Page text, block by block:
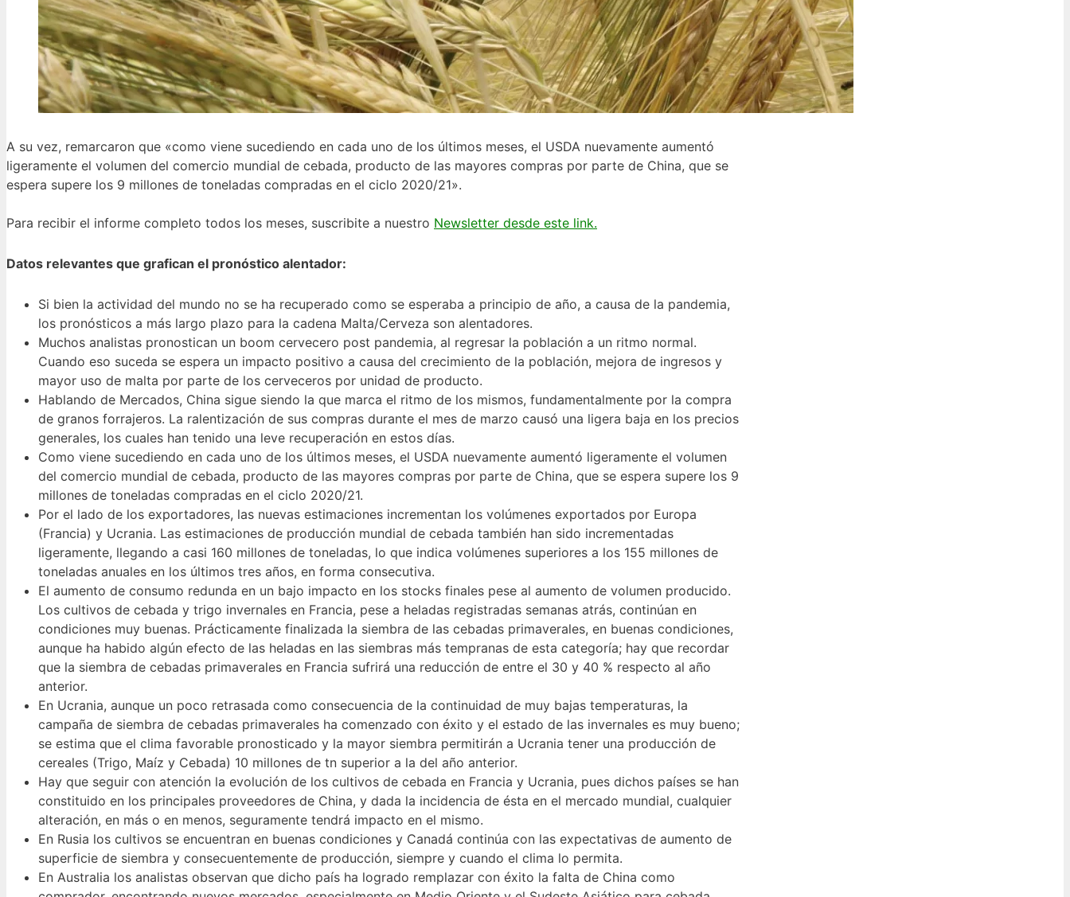
A su vez, remarcaron que «como viene sucediendo en cada uno de los últimos meses, el USDA nuevamente aumentó
ligeramente el volumen del comercio mundial de cebada, producto de las mayores compras por parte de China, que se
espera supere los 9 millones de toneladas compradas en el ciclo 2020/21».
Para recibir el informe completo todos los meses, suscribite a nuestro Newsletter desde este link.
Datos relevantes que grafican el pronóstico alentador:
Si bien la actividad del mundo no se ha recuperado como se esperaba a principio de año, a causa de la pandemia,
los pronósticos a más largo plazo para la cadena Malta/Cerveza son alentadores.
Muchos analistas pronostican un boom cervecero post pandemia, al regresar la población a un ritmo normal.
Cuando eso suceda se espera un impacto positivo a causa del crecimiento de la población, mejora de ingresos y
mayor uso de malta por parte de los cerveceros por unidad de producto.
Hablando de Mercados, China sigue siendo la que marca el ritmo de los mismos, fundamentalmente por la compra
de granos forrajeros. La ralentización de sus compras durante el mes de marzo causó una ligera baja en los precios
generales, los cuales han tenido una leve recuperación en estos días.
Como viene sucediendo en cada uno de los últimos meses, el USDA nuevamente aumentó ligeramente el volumen
del comercio mundial de cebada, producto de las mayores compras por parte de China, que se espera supere los 9
millones de toneladas compradas en el ciclo 2020/21.
Por el lado de los exportadores, las nuevas estimaciones incrementan los volúmenes exportados por Europa
(Francia) y Ucrania. Las estimaciones de producción mundial de cebada también han sido incrementadas
ligeramente, llegando a casi 160 millones de toneladas, lo que indica volúmenes superiores a los 155 millones de
toneladas anuales en los últimos tres años, en forma consecutiva.
El aumento de consumo redunda en un bajo impacto en los stocks finales pese al aumento de volumen producido.
Los cultivos de cebada y trigo invernales en Francia, pese a heladas registradas semanas atrás, continúan en
condiciones muy buenas. Prácticamente finalizada la siembra de las cebadas primaverales, en buenas condiciones,
aunque ha habido algún efecto de las heladas en las siembras más tempranas de esta categoría; hay que recordar
que la siembra de cebadas primaverales en Francia sufrirá una reducción de entre el 30 y 40 % respecto al año
anterior.
En Ucrania, aunque un poco retrasada como consecuencia de la continuidad de muy bajas temperaturas, la
campaña de siembra de cebadas primaverales ha comenzado con éxito y el estado de las invernales es muy bueno;
se estima que el clima favorable pronosticado y la mayor siembra permitirán a Ucrania tener una producción de
cereales (Trigo, Maíz y Cebada) 10 millones de tn superior a la del año anterior.
Hay que seguir con atención la evolución de los cultivos de cebada en Francia y Ucrania, pues dichos países se han
constituido en los principales proveedores de China, y dada la incidencia de ésta en el mercado mundial, cualquier
alteración, en más o en menos, seguramente tendrá impacto en el mismo.
En Rusia los cultivos se encuentran en buenas condiciones y Canadá continúa con las expectativas de aumento de
superficie de siembra y consecuentemente de producción, siempre y cuando el clima lo permita.
En Australia los analistas observan que dicho país ha logrado remplazar con éxito la falta de China como